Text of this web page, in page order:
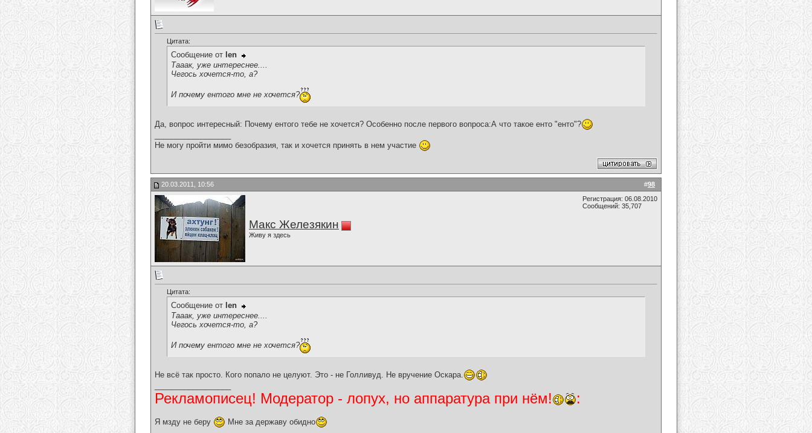
Цитата:
Сообщение от len
Тааак, уже интереснее....
Чегось хочется-то, а?
И почему ентого мне не хочется?
Да, вопрос интересный: Почему ентого тебе не хочется? Особенно после первого вопроса:А что такое енто "енто"?
Не могу пройти мимо безобразия, так и хочется принять в нем участие
#98
20.03.2011, 10:56
Макс Железякин
Живу я здесь
Регистрация: 06.08.2010
Сообщений: 35,707
Цитата:
Сообщение от len
Тааак, уже интереснее....
Чегось хочется-то, а?
И почему ентого мне не хочется?
Не всё так просто. Кого попало не целуют. Это - не Голливуд. Не вручение Оскара.
Рекламописец! Модератор - лопух, но аппаратура при нём! :
Я мзду не беру Мне за державу обидно